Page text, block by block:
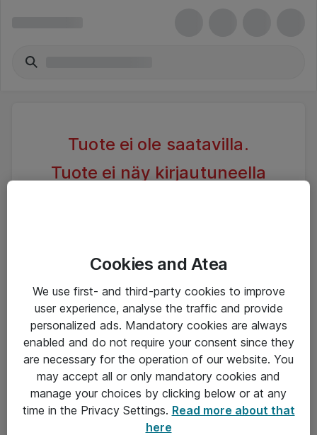
Tuote ei ole saatavilla.
Tuote ei näy kirjautuneella
eShop Info
Yleiset ohjeet
Takuu- ja huolto-ohjeet
Cookies and Atea
We use first- and third-party cookies to improve
user experience, analyse the traffic and provide
personalized ads. Mandatory cookies are always
enabled and do not require your consent since they
are necessary for the operation of our website. You
may accept all or only mandatory cookies and
manage your choices by clicking below or at any
time in the Privacy Settings. Read more about that
here